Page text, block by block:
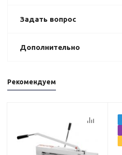
Задать вопрос
Дополнительно
Рекомендуем